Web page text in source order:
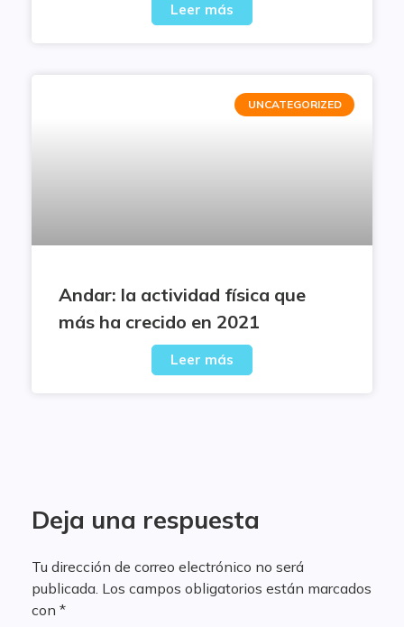
Leer más
UNCATEGORIZED
Andar: la actividad física que
más ha crecido en 2021
Leer más
Deja una respuesta
Tu dirección de correo electrónico no será
publicada. Los campos obligatorios están marcados
con *